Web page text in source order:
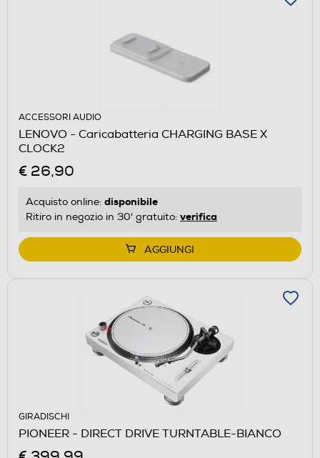
ACCESSORI AUDIO
LENOVO - Caricabatteria CHARGING BASE X
CLOCK2
€ 26,90
Acquisto online: disponibile
Ritiro in negozio in 30' gratuito: verifica
AGGIUNGI
GIRADISCHI
PIONEER - DIRECT DRIVE TURNTABLE-BIANCO